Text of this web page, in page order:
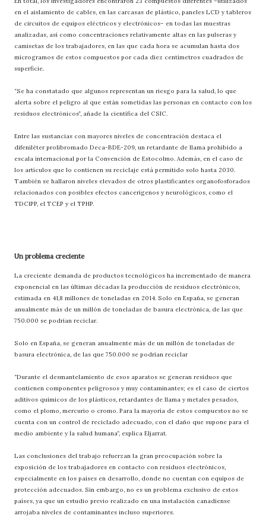
en el aislamiento de cables, en las carcasas de plástico, paneles LCD y tableros
de circuitos de equipos eléctricos y electrónicos– en todas las muestras
analizadas, así como concentraciones relativamente altas en las pulseras y
camisetas de los trabajadores, en las que cada hora se acumulan hasta dos
microgramos de estos compuestos por cada diez centímetros cuadrados de
superficie.
“Se ha constatado que algunos representan un riesgo para la salud, lo que
alerta sobre el peligro al que están sometidas las personas en contacto con los
residuos electrónicos”, añade la científica del CSIC.
Entre las sustancias con mayores niveles de concentración destaca el
difeniléter prolibromado Deca-BDE-209, un retardante de llama prohibido a
escala internacional por la Convención de Estocolmo. Además, en el caso de
los artículos que lo contienen su reciclaje está permitido solo hasta 2030.
También se hallaron niveles elevados de otros plastificantes organofosforados
relacionados con posibles efectos cancerígenos y neurológicos, como el
TDClPP, el TCEP y el TPHP.
Un problema creciente
La creciente demanda de productos tecnológicos ha incrementado de manera
exponencial en las últimas décadas la producción de residuos electrónicos,
estimada en 41,8 millones de toneladas en 2014. Solo en España, se generan
anualmente más de un millón de toneladas de basura electrónica, de las que
750.000 se podrían reciclar.
Solo en España, se generan anualmente más de un millón de toneladas de
basura electrónica, de las que 750.000 se podrían reciclar
“Durante el desmantelamiento de esos aparatos se generan residuos que
contienen componentes peligrosos y muy contaminantes; es el caso de ciertos
aditivos químicos de los plásticos, retardantes de llama y metales pesados,
como el plomo, mercurio o cromo. Para la mayoría de estos compuestos no se
cuenta con un control de reciclado adecuado, con el daño que supone para el
medio ambiente y la salud humana”, explica Eljarrat.
Las conclusiones del trabajo refuerzan la gran preocupación sobre la
exposición de los trabajadores en contacto con residuos electrónicos,
especialmente en los países en desarrollo, donde no cuentan con equipos de
protección adecuados. Sin embargo, no es un problema exclusivo de estos
países, ya que un estudio previo realizado en una instalación canadiense
arrojaba niveles de contaminantes incluso superiores.